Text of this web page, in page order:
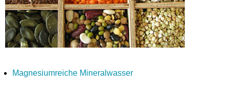
Magnesiumreiche Mineralwasser